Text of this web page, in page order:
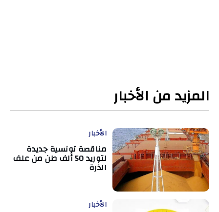
المزيد من الأخبار
الأخبار
مناقصة تونسية جديدة
لتوريد 50 ألف طن من علف
الذرة
الأخبار